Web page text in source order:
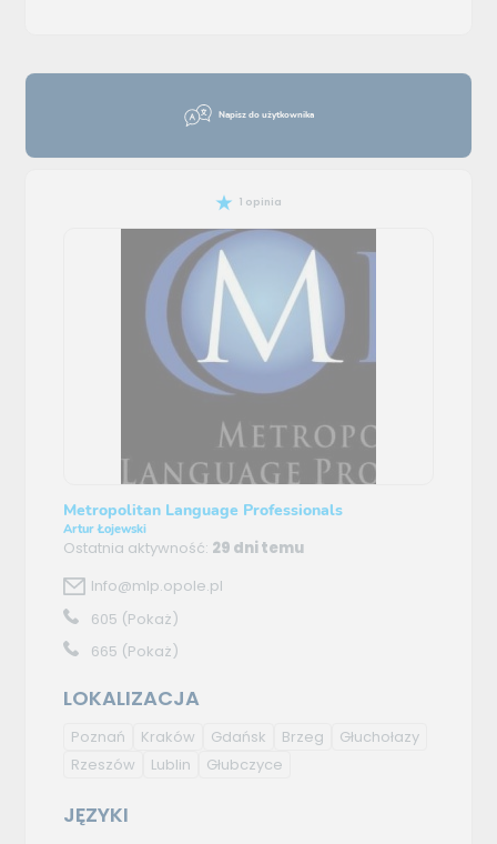
Napisz do użytkownika
1 opinia
Metropolitan Language Professionals
Artur Łojewski
Ostatnia aktywność: 29 dni temu
Info@mlp.opole.pl
605 (Pokaż)
665 (Pokaż)
LOKALIZACJA
Poznań Kraków Gdańsk Brzeg
Głuchołazy
Rzeszów
Lublin Głubczyce
JĘZYKI